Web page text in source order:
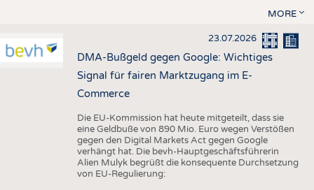
MORE
23.07.2026
DMA-Bußgeld gegen Google: Wichtiges
Signal für fairen Marktzugang im E-
Commerce
Die EU-Kommission hat heute mitgeteilt, dass sie
eine Geldbuße von 890 Mio. Euro wegen Verstößen
gegen den Digital Markets Act gegen Google
verhängt hat. Die bevh-Hauptgeschäftsführerin
Alien Mulyk begrüßt die konsequente Durchsetzung
von EU-Regulierung: